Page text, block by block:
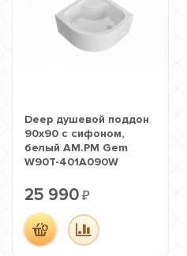
Deep душевой поддон
90х90 с сифоном,
белый AM.PM Gem
W90T-401A090W
25 990 ₽